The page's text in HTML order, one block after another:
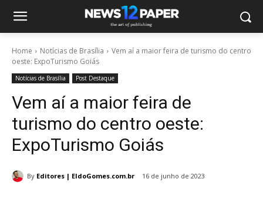
Home Notícias de Brasília
Vem aí a maior feira de turismo do centro
oeste: ExpoTurismo Goiás
Notícias de Brasília Post Destaque
Vem aí a maior feira de
turismo do centro oeste:
ExpoTurismo Goiás
By Editores | EldoGomes.com.br 16 de junho de 2023